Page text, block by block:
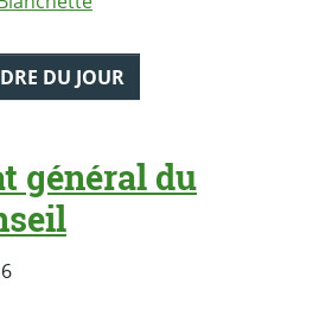
DU JOUR
général du